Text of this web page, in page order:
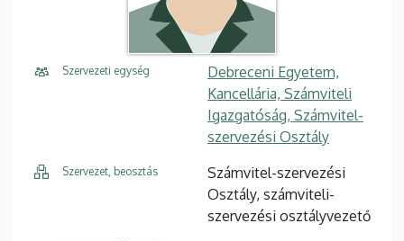
Szervezeti egység
Debreceni Egyetem,
Kancellária, Számviteli
Igazgatóság, Számvitel-
szervezési Osztály
Szervezet, beosztás
Számvitel-szervezési
Osztály, számviteli-
szervezési osztályvezető